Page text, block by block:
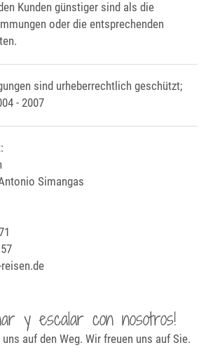
Kunden günstiger sind als die
oder die entsprechenden
sind urheberrechtlich geschützt;
- 2007
Simangas
y escalar con nosotros!
auf den Weg. Wir freuen uns auf Sie.